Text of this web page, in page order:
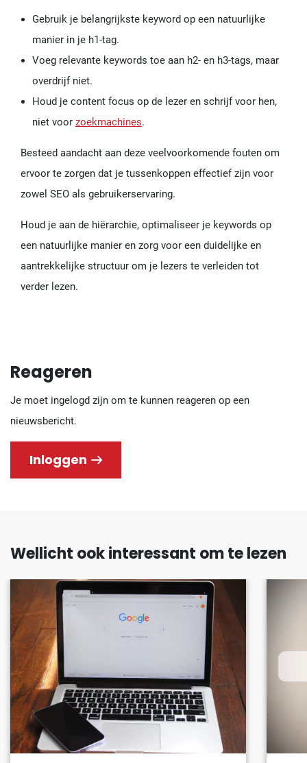
Gebruik je belangrijkste keyword op een natuurlijke
manier in je h1-tag.
Voeg relevante keywords toe aan h2- en h3-tags, maar
overdrijf niet.
Houd je content focus op de lezer en schrijf voor hen,
niet voor zoekmachines.
Besteed aandacht aan deze veelvoorkomende fouten om
ervoor te zorgen dat je tussenkoppen effectief zijn voor
zowel SEO als gebruikerservaring.
Houd je aan de hiërarchie, optimaliseer je keywords op
een natuurlijke manier en zorg voor een duidelijke en
aantrekkelijke structuur om je lezers te verleiden tot
verder lezen.
Reageren
Je moet ingelogd zijn om te kunnen reageren op een
nieuwsbericht.
Inloggen
Wellicht ook interessant om te lezen